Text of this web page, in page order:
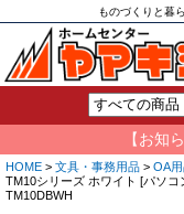
ものづくりと暮
【お知
HOME > 文具・事務用品 > OA
TM10シリーズ ホワイト [パソ
TM10DBWH